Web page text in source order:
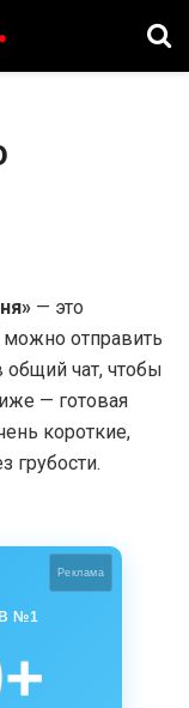
— это
отправить
общий чат, чтобы
— готовая
короткие,
грубости.
Реклама
№1